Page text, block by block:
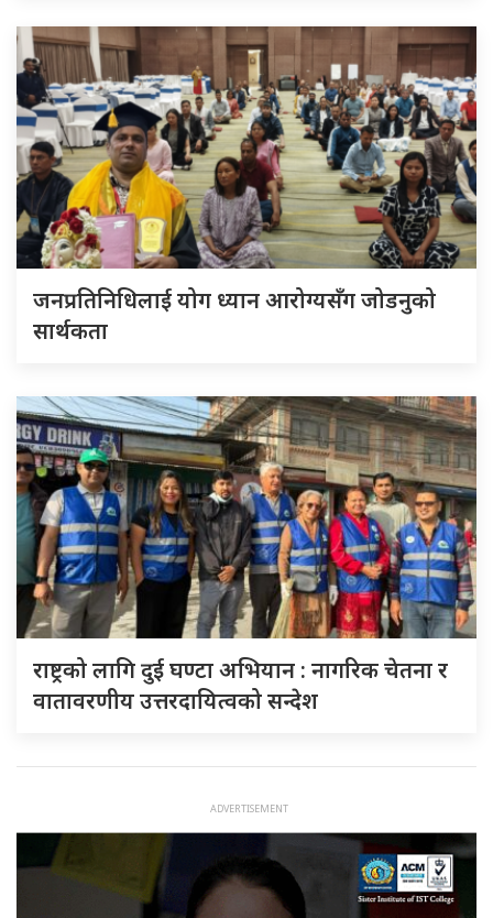
जनप्रतिनिधिलाई योग ध्यान आरोग्यसँग जोडनुको
सार्थकता
राष्ट्रको लागि दुई घण्टा अभियान : नागरिक चेतना र
वातावरणीय उत्तरदायित्वको सन्देश